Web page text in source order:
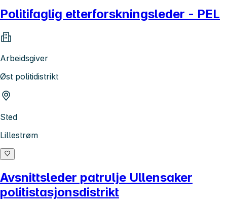
Politifaglig etterforskningsleder - PEL
Arbeidsgiver
Øst politidistrikt
Sted
Lillestrøm
Avsnittsleder patrulje Ullensaker
politistasjonsdistrikt